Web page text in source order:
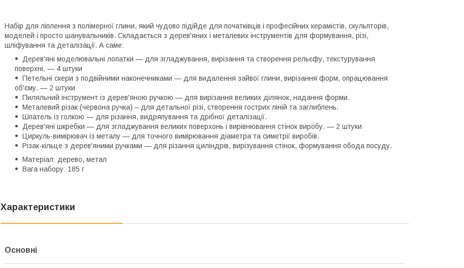
Набір для ліплення з полімерної глини, який чудово підійде для початківців і професійних керамістів, скульпторів,
моделей і просто шанувальників. Складається з дерев'яних і металевих інструментів для формування, різі,
шліфування та деталізації. А саме:
Дерев'яні моделювальні лопатки — для згладжування, вирізання та створення рельєфу, текстурування
поверхні. — 4 штуки
Петельні скери з подвійними наконечниками — для видалення зайвої глини, вирізання форм, опрацювання
об'єму. — 2 штуки
Пиляльний інструмент із дерев'яною ручкою — для вирізання великих ділянок, надання форми.
Металевий різак (червона ручка) – для детальної різі, створення гострих ліній та заглиблень.
Шпатель із голкою — для різання, видряпування та дрібної деталізації.
Дерев'яні шкребки — для згладжування великих поверхонь і вирівнювання стінок виробу. — 2 штуки
Циркуль-вимірювач із металу — для точного вимірювання діаметра та симетрії виробів.
Різак-кільце з дерев'яними ручками — для різання циліндрів, вирізування стінок, формування обода посуду.
Матеріал: дерево, метал
Вага набору: 185 г
Характеристики
Основні